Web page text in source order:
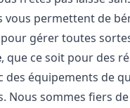
permettent de
gérer toutes
, que ce soit pour des
des équipements de
Nous sommes fiers